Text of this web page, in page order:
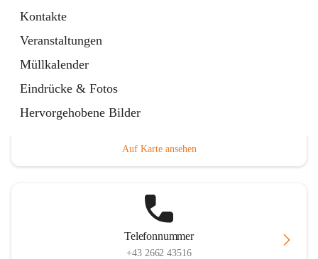
Kontakte
Veranstaltungen
Müllkalender
Eindrücke & Fotos
Hervorgehobene BilderHauptadresse
Auf Karte ansehen
Telefonnummer
+43 2662 43516